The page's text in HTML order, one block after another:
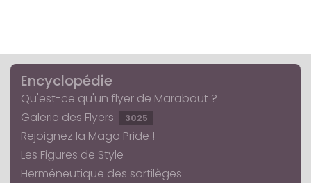
Encyclopédie
Qu'est-ce qu'un flyer de Marabout ?
Galerie des Flyers
3025
Rejoignez la Mago Pride !
Les Figures de Style
Herméneutique des sortilèges